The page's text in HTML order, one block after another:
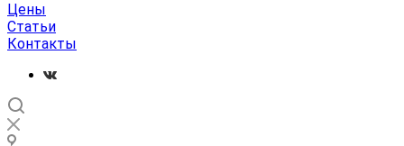
Цены
Статьи
Контакты